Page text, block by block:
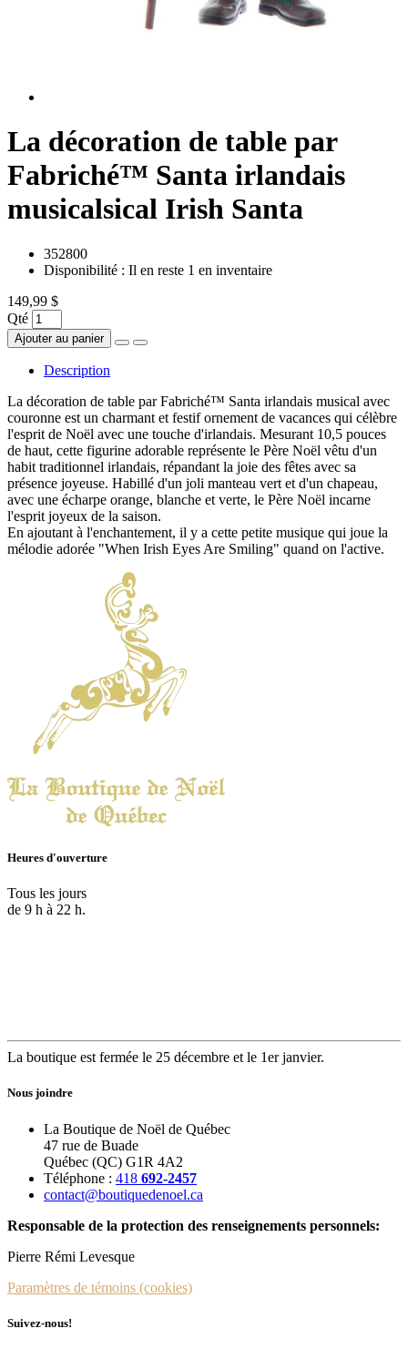
La décoration de table par
Fabriché™ Santa irlandais
musicalsical Irish Santa
352800
Disponibilité : Il en reste 1 en inventaire
149,99 $
Qté
Ajouter au panier
Description
La décoration de table par Fabriché™ Santa irlandais musical avec
couronne est un charmant et festif ornement de vacances qui célèbre
l'esprit de Noël avec une touche d'irlandais. Mesurant 10,5 pouces
de haut, cette figurine adorable représente le Père Noël vêtu d'un
habit traditionnel irlandais, répandant la joie des fêtes avec sa
présence joyeuse. Habillé d'un joli manteau vert et d'un chapeau,
avec une écharpe orange, blanche et verte, le Père Noël incarne
l'esprit joyeux de la saison.
En ajoutant à l'enchantement, il y a cette petite musique qui joue la
mélodie adorée "When Irish Eyes Are Smiling" quand on l'active.
Heures d'ouverture
Tous les jours
de 9 h à 22 h.
La boutique est fermée le 25 décembre et le 1er janvier.
Nous joindre
La Boutique de Noël de Québec
47 rue de Buade
Québec (QC) G1R 4A2
Téléphone : 418 692-2457
contact@boutiquedenoel.ca
Responsable de la protection des renseignements personnels:
Pierre Rémi Levesque
Paramètres de témoins (cookies)
Suivez-nous!